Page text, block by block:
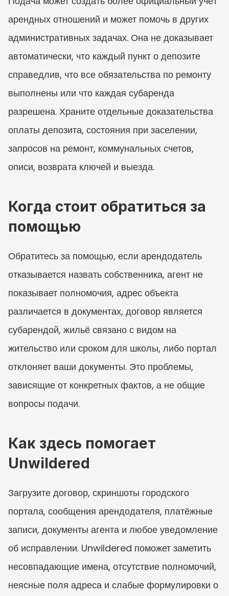
арендных отношений и может помочь в других
административных задачах. Она не доказывает
автоматически, что каждый пункт о депозите
справедлив, что все обязательства по ремонту
выполнены или что каждая субаренда
разрешена. Храните отдельные доказательства
оплаты депозита, состояния при заселении,
запросов на ремонт, коммунальных счетов,
описи, возврата ключей и выезда.
Когда стоит обратиться за
помощью
Обратитесь за помощью, если арендодатель
отказывается назвать собственника, агент не
показывает полномочия, адрес объекта
различается в документах, договор является
субарендой, жильё связано с видом на
жительство или сроком для школы, либо портал
отклоняет ваши документы. Это проблемы,
зависящие от конкретных фактов, а не общие
вопросы подачи.
Как здесь помогает
Unwildered
Загрузите договор, скриншоты городского
портала, сообщения арендодателя, платёжные
записи, документы агента и любое уведомление
об исправлении. Unwildered поможет заметить
несовпадающие имена, отсутствие полномочий,
неясные поля адреса и слабые формулировки о